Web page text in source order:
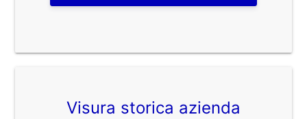
Visura storica azienda